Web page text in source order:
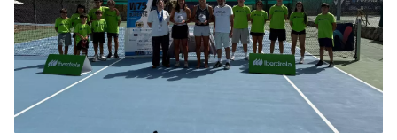
DISTRIBUIDORA FAMILIAR
Gaseosas Roca, medio siglo creciendo junto a
Valdeorras y Coca-Cola